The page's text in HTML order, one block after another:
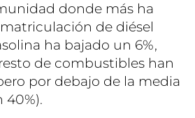
donde más ha
de diésel
ha bajado un 6%,
de combustibles han
por debajo de la media
40%).